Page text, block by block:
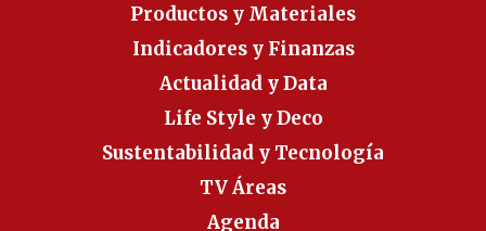
Productos y Materiales
Indicadores y Finanzas
Actualidad y Data
Life Style y Deco
Sustentabilidad y Tecnología
TV Áreas
Agenda